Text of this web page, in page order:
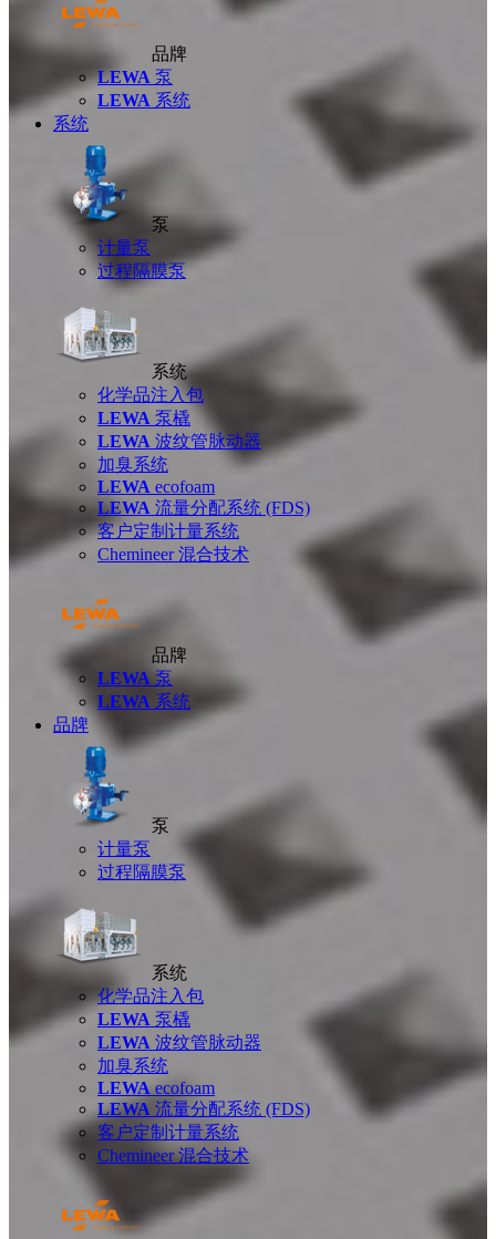
品牌
LEWA 泵
LEWA 系统
系统
泵
计量泵
过程隔膜泵
系统
化学品注入包
LEWA 泵橇
LEWA 波纹管脉动器
加臭系统
LEWA ecofoam
LEWA 流量分配系统 (FDS)
客户定制计量系统
Chemineer 混合技术
品牌
LEWA 泵
LEWA 系统
品牌
泵
计量泵
过程隔膜泵
系统
化学品注入包
LEWA 泵橇
LEWA 波纹管脉动器
加臭系统
LEWAecofoam
LEWA 流量分配系统 (FDS)
客户定制计量系统
Chemineer 混合技术